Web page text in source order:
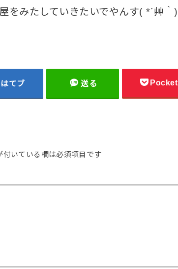
をみたしていきたいでやんす( *´艸｀)
はてブ 送る Pocket
付いている欄は必須項目です